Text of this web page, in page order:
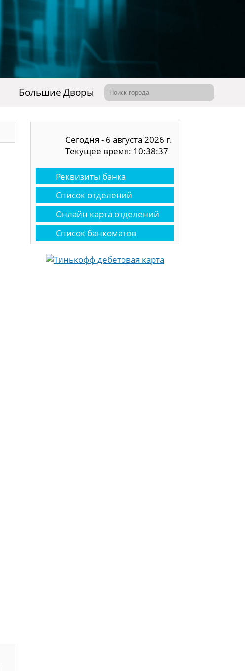
Большие Дворы
Сегодня - 6 августа 2026 г.
Текущее время: 10:38:38
Реквизиты банка
Список отделений
Онлайн карта отделений
Список банкоматов